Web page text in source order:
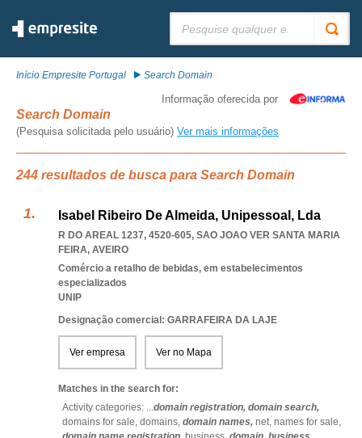
Início Empresite Portugal Search Domain
Informação oferecida por
Search Domain
(Pesquisa solicitada pelo usuário) Ver mais informações
244 resultados de busca para Search Domain
Isabel Ribeiro De Almeida, Unipessoal, Lda
R DO AREAL 1237, 4520-605, SAO JOAO VER SANTA MARIA
FEIRA, AVEIRO
Comércio a retalho de bebidas, em estabelecimentos
especializados
UNIP
Designação comercial: GARRAFEIRA DA LAJE
Ver empresa Ver no Mapa
Matches in the search for:
Activity categories: ...domain registration, domain search,
domains for sale, domains, domain names, net, names for sale,